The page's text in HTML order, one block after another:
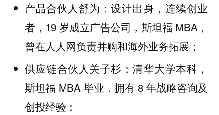
产品合伙人舒为：设计出身，连续创业
者，19 岁成立广告公司，斯坦福 MBA，
曾在人人网负责并购和海外业务拓展；
供应链合伙人关子杉：清华大学本科，
斯坦福 MBA 毕业，拥有 8 年战略咨询及
创投经验；